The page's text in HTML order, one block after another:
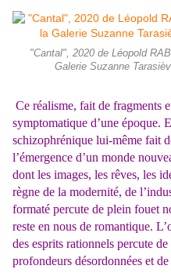
"Cantal", 2020 de Léopold
Galerie Suzanne
Ce réalisme, fait de fragments
symptomatique d’une époque.
schizophrénique lui-même fait
l’émergence d’un monde
dont les images, les rêves, les
règne de la modernité, de
formaté percute de plein fouet
reste en nous de romantique.
des esprits rationnels percute
profondeurs désordonnées et